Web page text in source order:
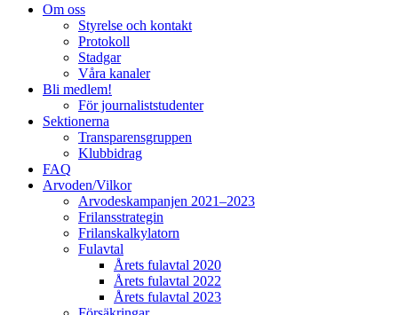
Om oss
Styrelse och kontakt
Protokoll
Stadgar
Våra kanaler
Bli medlem!
För journaliststudenter
Sektionerna
Transparensgruppen
Klubbidrag
FAQ
Arvoden/Vilkor
Arvodeskampanjen 2021–2023
Frilansstrategin
Frilanskalkylatorn
Fulavtal
Årets fulavtal 2020
Årets fulavtal 2022
Årets fulavtal 2023